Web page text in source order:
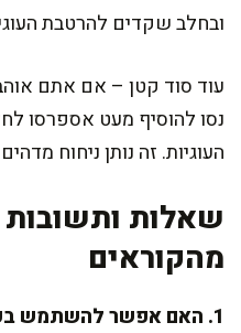
ובחלב שקדים להרטבת
עוד סוד קטן – אם אתם
נסו להוסיף מעט אספרסו
העוגיות. זה נותן ניחוח
שאלות ותשובות
מהקוראים
1. האם אפשר להשתמש